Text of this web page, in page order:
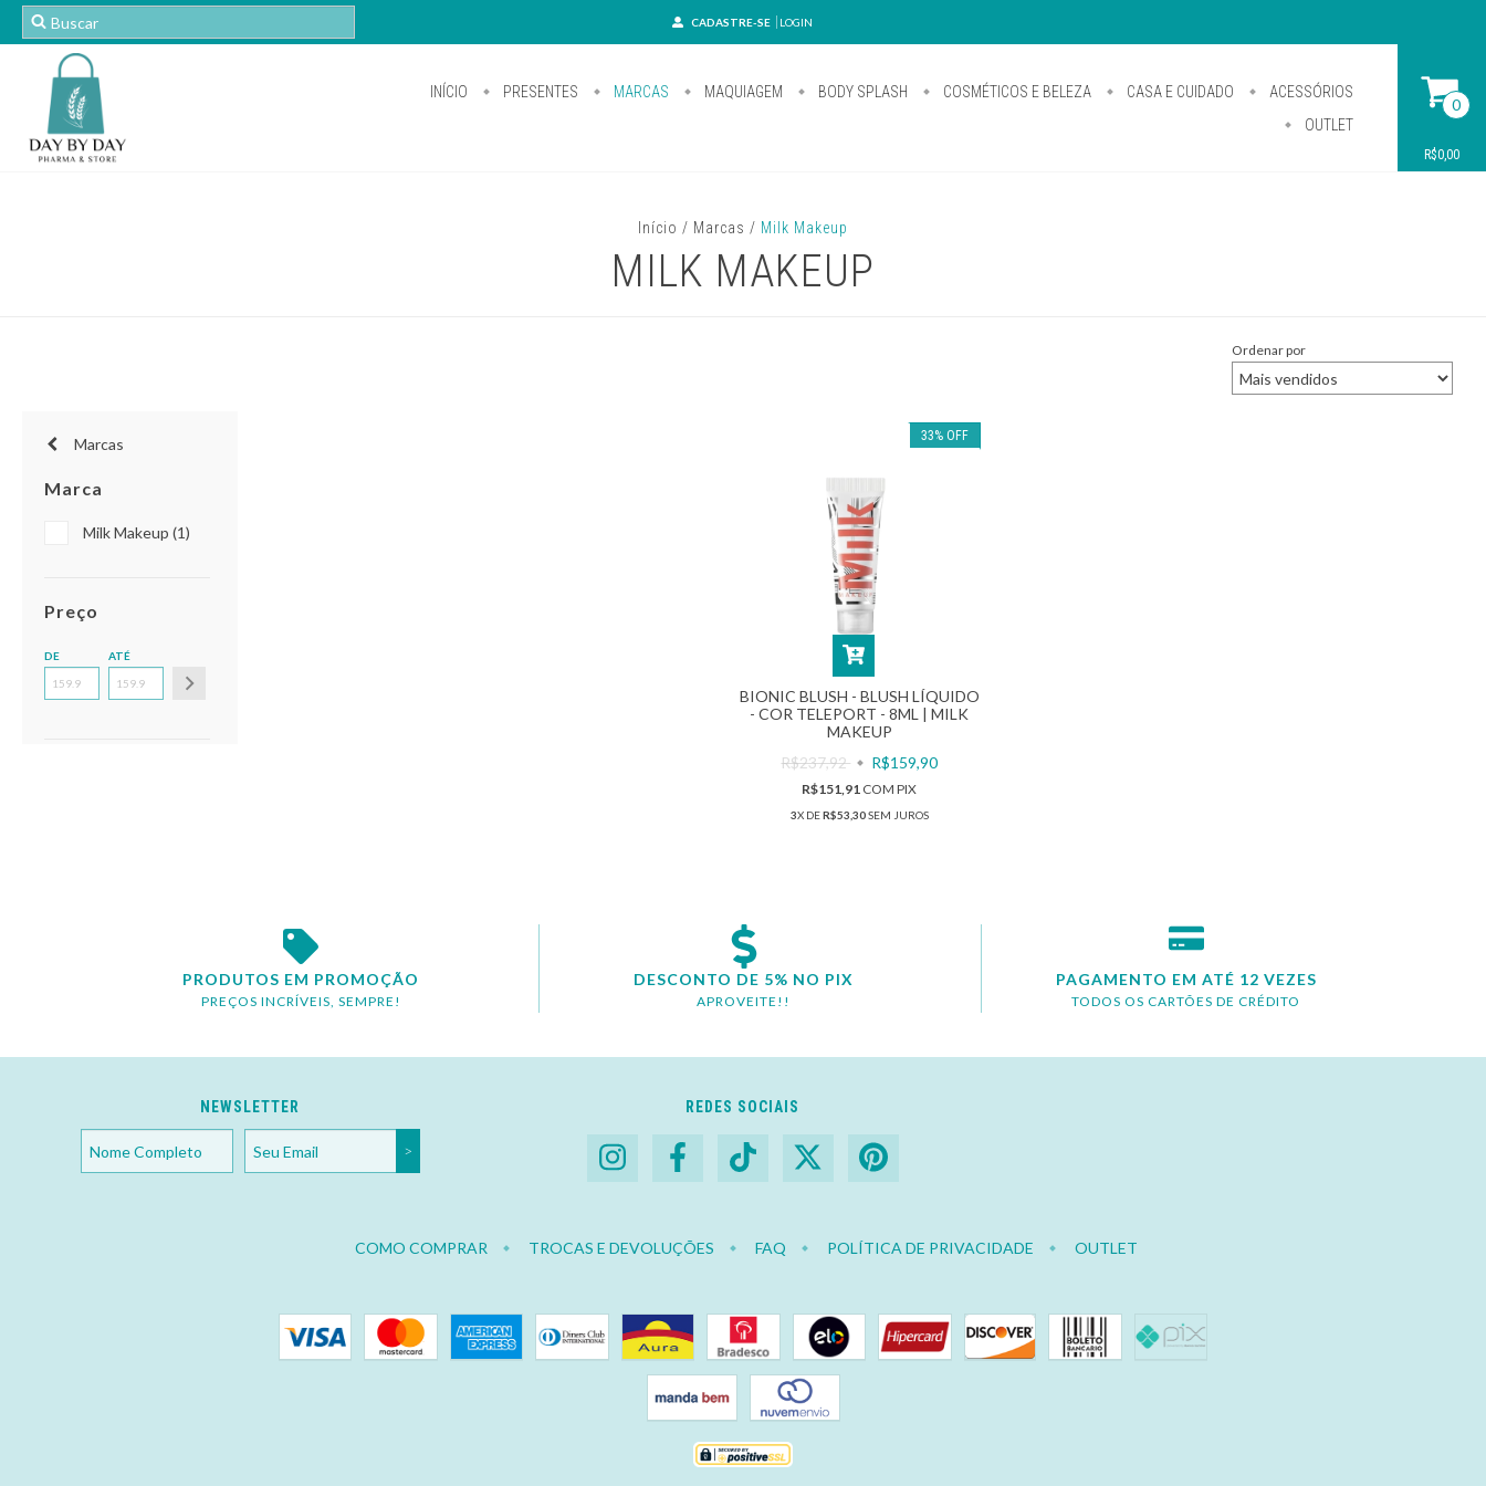
CADASTRE-SE LOGIN
INÍCIO PRESENTES MARCAS MAQUIAGEM BODY SPLASH COSMÉTICOS E BELEZA CASA E CUIDADO
ACESSÓRIOS
OUTLET
0
R$0,00
Início / Marcas / Milk Makeup
MILK MAKEUP
Ordenar por
Marcas
Marca
Milk Makeup (1)
Preço
DE ATÉ
33%OFF
BIONIC BLUSH - BLUSH LÍQUIDO
- COR TELEPORT - 8ML | MILK
MAKEUP
R$237,92
R$159,90
R$151,91 COM PIX
3X DER$53,30SEM JUROS
PRODUTOS EM PROMOÇÃO
PREÇOS INCRÍVEIS, SEMPRE!
DESCONTO DE 5% NO PIX
APROVEITE!!
PAGAMENTO EM ATÉ 12 VEZES
TODOS OS CARTÕES DE CRÉDITO
NEWSLETTER REDES SOCIAIS
COMO COMPRAR TROCAS E DEVOLUÇÕES FAQ POLÍTICA DE PRIVACIDADE OUTLET